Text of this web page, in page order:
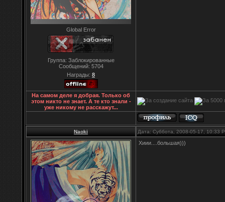
Global Error
Группа: Заблокированные
Сообщений: 5704
Награды: 8
На самом деле я добрая. Только об
этом никто не знает. А те кто знали -
уже никому не расскажут...
Naoki Дата: Суббота, 2008-05-17, 10:33
Хиии....большая)))